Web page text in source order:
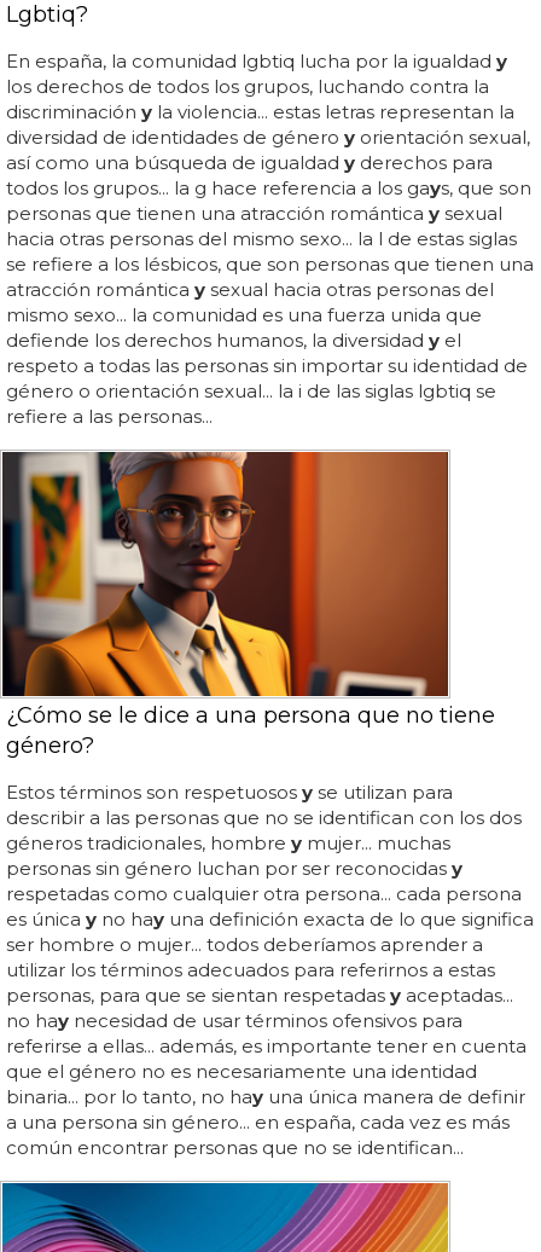
Lgbtiq?
En españa, la comunidad lgbtiq lucha por la igualdad y
los derechos de todos los grupos, luchando contra la
discriminación y la violencia... estas letras representan la
diversidad de identidades de género y orientación sexual,
así como una búsqueda de igualdad y derechos para
todos los grupos... la g hace referencia a los gays, que son
personas que tienen una atracción romántica y sexual
hacia otras personas del mismo sexo... la l de estas siglas
se refiere a los lésbicos, que son personas que tienen una
atracción romántica y sexual hacia otras personas del
mismo sexo... la comunidad es una fuerza unida que
defiende los derechos humanos, la diversidad y el
respeto a todas las personas sin importar su identidad de
género o orientación sexual... la i de las siglas lgbtiq se
refiere a las personas...
¿Cómo se le dice a una persona que no tiene
género?
Estos términos son respetuosos y se utilizan para
describir a las personas que no se identifican con los dos
géneros tradicionales, hombre y mujer... muchas
personas sin género luchan por ser reconocidas y
respetadas como cualquier otra persona... cada persona
es única y no hay una definición exacta de lo que significa
ser hombre o mujer... todos deberíamos aprender a
utilizar los términos adecuados para referirnos a estas
personas, para que se sientan respetadas y aceptadas...
no hay necesidad de usar términos ofensivos para
referirse a ellas... además, es importante tener en cuenta
que el género no es necesariamente una identidad
binaria... por lo tanto, no hay una única manera de definir
a una persona sin género... en españa, cada vez es más
común encontrar personas que no se identifican...